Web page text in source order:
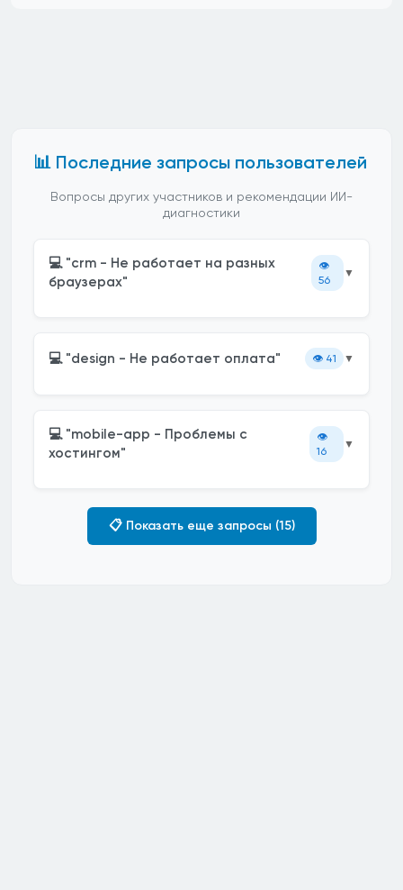
📊 Последние запросы пользователей
Вопросы других участников и рекомендации ИИ-
диагностики
💻 "crm - Не работает на разных
браузерах"
👁️
56
▼
💻 "design - Не работает оплата" 👁️ 41 ▼
💻 "mobile-app - Проблемы с
хостингом"
👁️
16
▼
📋 Показать еще запросы (15)